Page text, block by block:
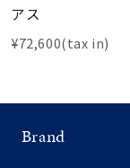
アス
¥72,600(tax in)
Brand